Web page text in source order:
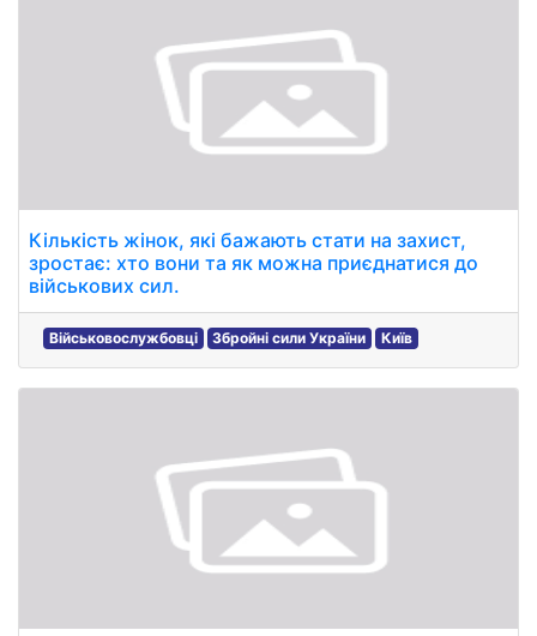
Кількість жінок, які бажають стати на захист,
зростає: хто вони та як можна приєднатися до
військових сил.
Військовослужбовці Збройні сили України Київ